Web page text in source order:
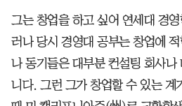
그는 창업을 하고 싶어 연세대 경
러나 당시 경영대 공부는 창업에
나 동기들은 대부분 컨설팅 회사나
니다. 그런 그가 창업할 수 있는 계